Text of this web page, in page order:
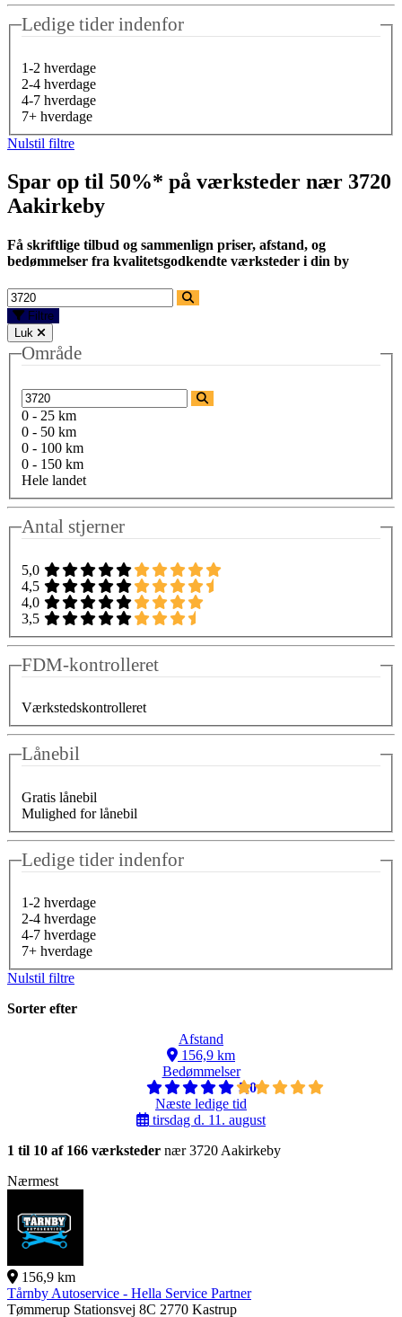
Ledige tider indenfor
1-2 hverdage
2-4 hverdage
4-7 hverdage
7+ hverdage
Nulstil filtre
Spar op til 50%* på værksteder nær 3720
Aakirkeby
Få skriftlige tilbud og sammenlign priser, afstand, og
bedømmelser fra kvalitetsgodkendte værksteder i din by
Filtre
Luk
Område
0 - 25 km
0 - 50 km
0 - 100 km
0 - 150 km
Hele landet
Antal stjerner
5,0
4,5
4,0
3,5
FDM-kontrolleret
Værkstedskontrolleret
Lånebil
Gratis lånebil
Mulighed for lånebil
Ledige tider indenfor
1-2 hverdage
2-4 hverdage
4-7 hverdage
7+ hverdage
Nulstil filtre
Sorter efter
Afstand
156,9 km
Bedømmelser
5,0
Næste ledige tid
tirsdag d. 11. august
1 til 10 af 166 værksteder nær 3720 Aakirkeby
Nærmest
156,9 km
Tårnby Autoservice - Hella Service Partner
Tømmerup Stationsvej 8C 2770 Kastrup